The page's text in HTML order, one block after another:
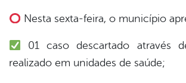
Nesta sexta-feira, o município
01 caso descartado através
realizado em unidades de saúde;